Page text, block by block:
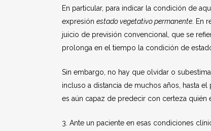
En particular, para indicar la condición de
expresión estado vegetativo permanente . En
juicio de previsión convencional, que se
prolonga en el tiempo la condición de
Sin embargo, no hay que olvidar o
incluso a distancia de muchos años, hasta
es aún capaz de predecir con certeza quién
3. Ante un paciente en esas condiciones